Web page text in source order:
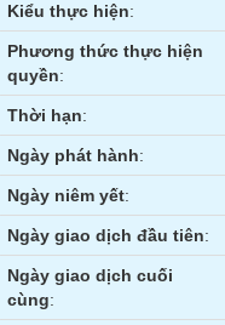
Kiểu thực hiện:
Phương thức thực hiện
quyền:
Thời hạn:
Ngày phát hành:
Ngày niêm yết:
Ngày giao dịch đầu tiên:
Ngày giao dịch cuối
cùng: